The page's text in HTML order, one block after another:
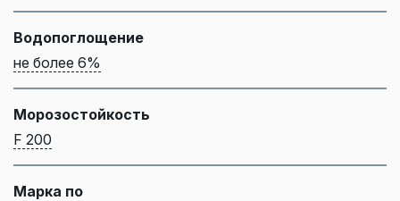
Водопоглощение
не более 6%
Морозостойкость
F 200
Марка по